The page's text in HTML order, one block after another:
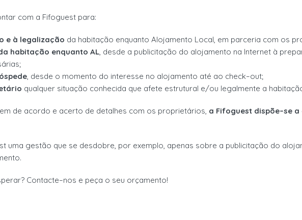
com a Fifoguest para:
e à legalização da habitação enquanto Alojamento Local, em parceria com os
habitação enquanto AL, desde a publicitação do alojamento na Internet à
;
, desde o momento do interesse no alojamento até ao check–out;
qualquer situação conhecida que afete estrutural e/ou legalmente a
de acordo e acerto de detalhes com os proprietários, a Fifoguest dispõe–se
uma gestão que se desdobre, por exemplo, apenas sobre a publicitação do
Contacte–nos e peça o seu orçamento!